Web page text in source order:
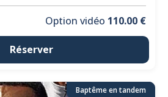
Option vidéo 110.00 €
Réserver
Baptême en tandem